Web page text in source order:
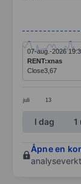
Line chart
The chart
The chart
juli 13
07-aug.-2026
RENT:xnas
Close3,67
End of
I dag 1
Åpne en